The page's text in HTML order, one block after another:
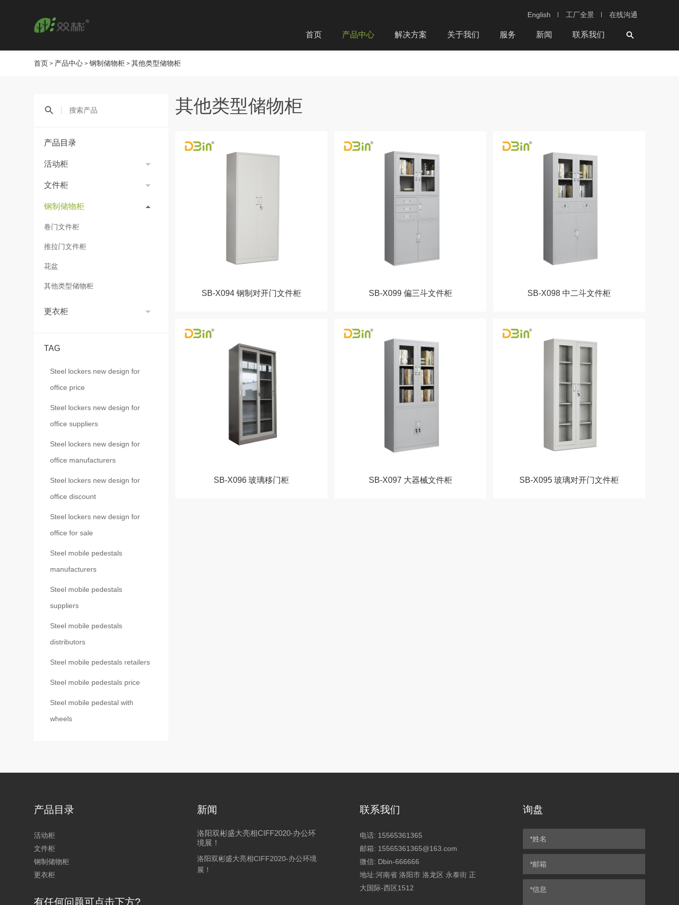
English 工厂全景 在线沟通
首页 产品中心 解决方案 关于我们 服务 新闻 联系我们
首页 > 产品中心 >钢制储物柜 >其他类型储物柜
产品目录
活动柜
文件柜
钢制储物柜
卷门文件柜
推拉门文件柜
花盆
其他类型储物柜
更衣柜
TAG
Steel lockers new design for
office price
Steel lockers new design for
office suppliers
Steel lockers new design for
office manufacturers
Steel lockers new design for
office discount
Steel lockers new design for
office for sale
Steel mobile pedestals
manufacturers
Steel mobile pedestals
suppliers
Steel mobile pedestals
distributors
Steel mobile pedestals retailers
Steel mobile pedestals price
Steel mobile pedestal with
wheels
其他类型储物柜
SB-X094 钢制对开门文件柜 SB-X099 偏三斗文件柜 SB-X098 中二斗文件柜
SB-X096 玻璃移门柜 SB-X097 大器械文件柜 SB-X095 玻璃对开门文件柜
产品目录
活动柜
文件柜
钢制储物柜
更衣柜
有任何问题可点击下方?
新闻
洛阳双彬盛大亮相CIFF2020-办公环
境展！
洛阳双彬盛大亮相CIFF2020-办公环境
展！
联系我们
电话: 15565361365
邮箱: 15565361365@163.com
微信: Dbin-666666
地址:河南省 洛阳市 洛龙区 永泰街 正
大国际-西区1512
询盘